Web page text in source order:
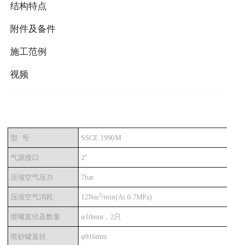
结构特点
附件及备件
施工范例
视频
型 号 SSCE 1990M
气源接口 2″
压缩空气压力 7bar
压缩空气消耗 12Nm3/min(At 0.7MPa)
喷嘴直径及数量 φ10mm，2只
喷砂罐直径 φ916mm